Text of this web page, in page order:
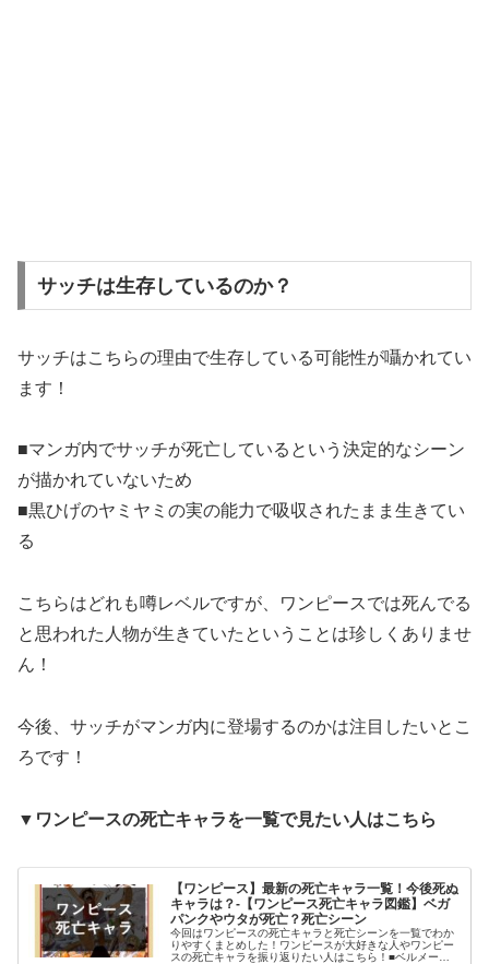
サッチは生存しているのか？
サッチはこちらの理由で生存している可能性が囁かれてい
ます！
■マンガ内でサッチが死亡しているという決定的なシーン
が描かれていないため
■黒ひげのヤミヤミの実の能力で吸収されたまま生きてい
る
こちらはどれも噂レベルですが、ワンピースでは死んでる
と思われた人物が生きていたということは珍しくありませ
ん！
今後、サッチがマンガ内に登場するのかは注目したいとこ
ろです！
▼ワンピースの死亡キャラを一覧で見たい人はこちら
【ワンピース】最新の死亡キャラ一覧！今後死ぬ
キャラは？-【ワンピース死亡キャラ図鑑】ベガ
パンクやウタが死亡？死亡シーン
今回はワンピースの死亡キャラと死亡シーンを一覧でわか
りやすくまとめした！ワンピースが大好きな人やワンピー
スの死亡キャラを振り返りたい人はこちら！■ベルメール■